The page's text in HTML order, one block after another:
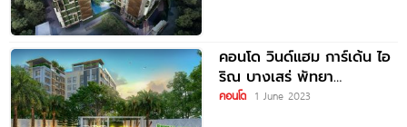
คอนโด วินด์แฮม การ์เด้น ไอ
ริณ บางเสร่ พัทยา
Wyndham Garden Irin
คอนโด 1 June 2023